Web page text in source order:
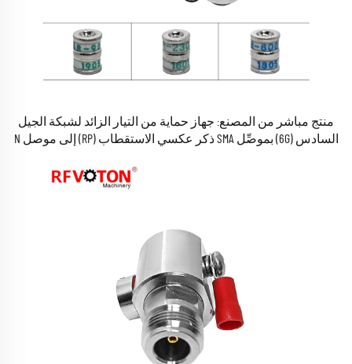
منتج مباشر من المصنع: جهاز حماية من التيار الزائد لشبكة الجيل
السادس (6G) بموصِّل SMA ذكر عكسي الاستقطاب (RP) إلى موصل N